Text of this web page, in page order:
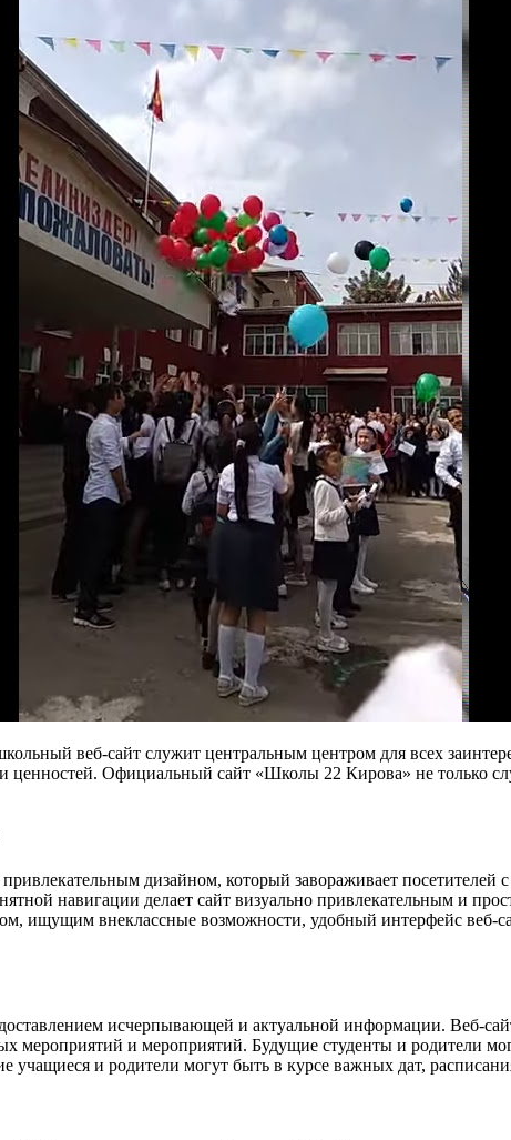
веб-сайт служит центральным центром для всех
и ценностей. Официальный сайт «Школы 22 Кирова» не
дизайном, который завораживает посетителей
навигации делает сайт визуально привлекательным и
ищущим внеклассные возможности, удобный интерфейс веб-
исчерпывающей и актуальной информации. Веб-
мероприятий и мероприятий. Будущие студенты и родители
учащиеся и родители могут быть в курсе важных дат,